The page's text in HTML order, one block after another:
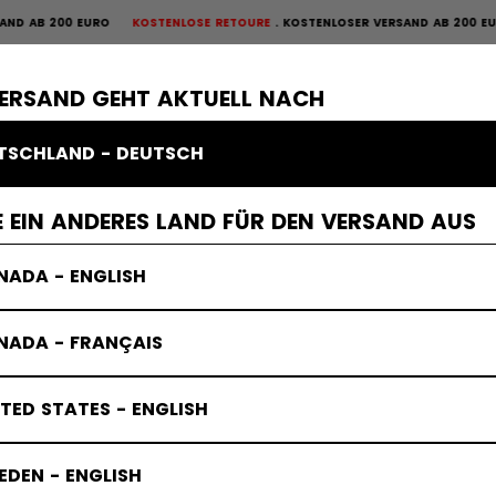
GEHT AKTUELL NACH
- DEUTSCH
EIN ANDERES LAND FÜR DEN VERSAND AUS
- ENGLISH
- FRANÇAIS
STATES - ENGLISH
- ENGLISH
200 EUROKOSTENLOSE RETOURE KOSTENLOSER VERSAND AB 200 EURO
SCHUTZAUSRÜSTUNG TORWART BEKLEIDUNG